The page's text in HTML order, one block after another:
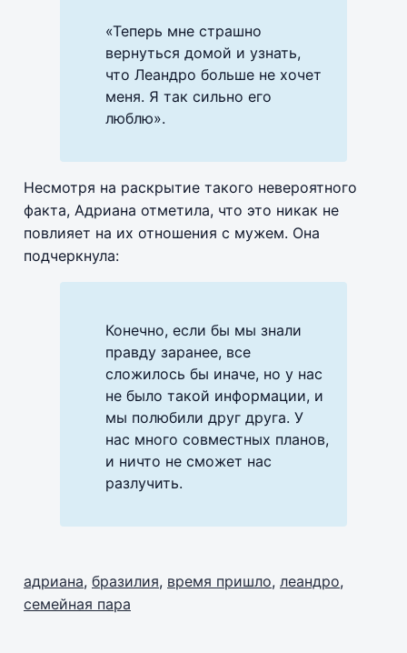
«Теперь мне страшно
вернуться домой и узнать,
что Леандро больше не хочет
меня. Я так сильно его
люблю».
Несмотря на раскрытие такого невероятного
факта, Адриана отметила, что это никак не
повлияет на их отношения с мужем. Она
подчеркнула:
Конечно, если бы мы знали
правду заранее, все
сложилось бы иначе, но у нас
не было такой информации, и
мы полюбили друг друга. У
нас много совместных планов,
и ничто не сможет нас
разлучить.
адриана, бразилия, время пришло, леандро,
семейная пара